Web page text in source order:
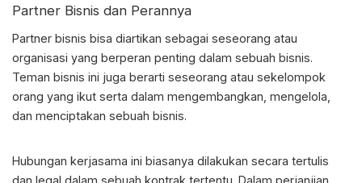
Partner Bisnis dan Perannya
Partner bisnis bisa diartikan sebagai seseorang atau
organisasi yang berperan penting dalam sebuah bisnis.
Teman bisnis ini juga berarti seseorang atau sekelompok
orang yang ikut serta dalam mengembangkan, mengelola,
dan menciptakan sebuah bisnis.
Hubungan kerjasama ini biasanya dilakukan secara tertulis